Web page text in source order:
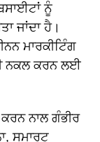
ਨੂੰ
ਜਾਂਦਾ ਹੈ।
ਮਾਰਕੀਟਿੰਗ
ਨਕਲ ਕਰਨ ਲਈ
ਨਾਲ ਗੰਭੀਰ
ਸਮਾਰਟ